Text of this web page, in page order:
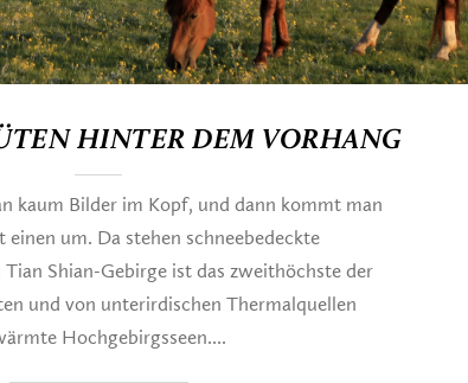
HINTER DEM VORHANG
kaum Bilder im Kopf, und dann kommt man
einen um. Da stehen schneebedeckte
Tian Shian-Gebirge ist das zweithöchste der
und von unterirdischen Thermalquellen
Hochgebirgsseen....